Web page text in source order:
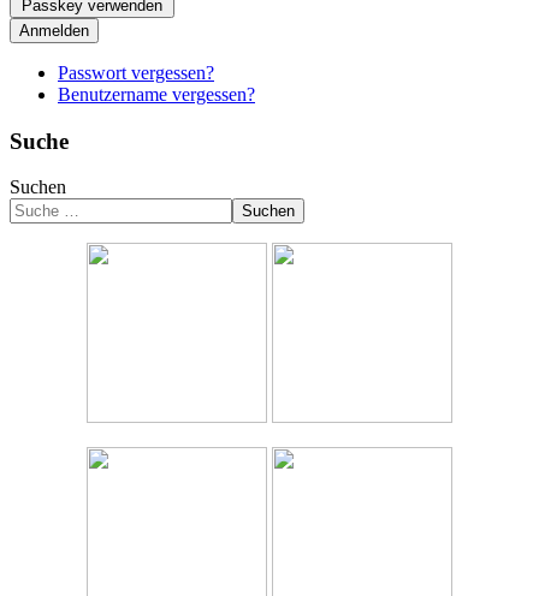
Passkey verwenden
Anmelden
Passwort vergessen?
Benutzername vergessen?
Suche
Suchen
Suchen